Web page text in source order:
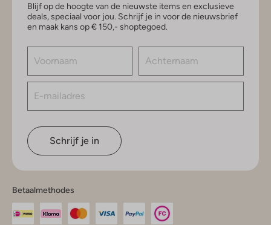
Blijf op de hoogte van de nieuwste items en exclusieve
deals, speciaal voor jou. Schrijf je in voor de nieuwsbrief
en maak kans op € 150,- shoptegoed.
Schrijf je in
Betaalmethodes